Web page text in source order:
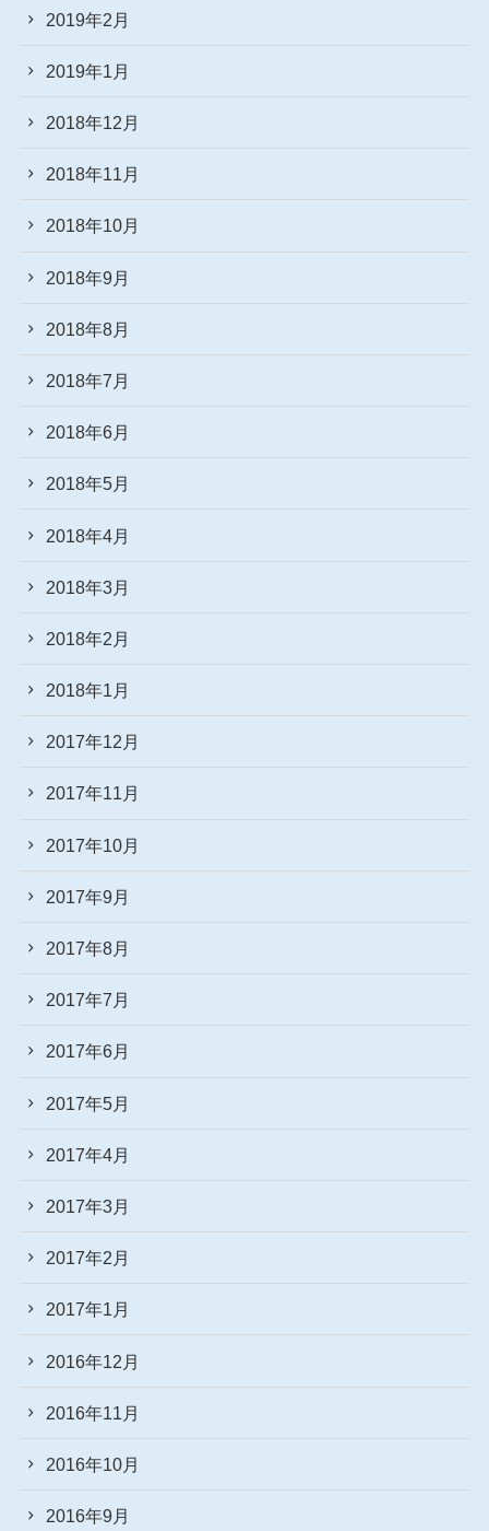
2019年2月
2019年1月
2018年12月
2018年11月
2018年10月
2018年9月
2018年8月
2018年7月
2018年6月
2018年5月
2018年4月
2018年3月
2018年2月
2018年1月
2017年12月
2017年11月
2017年10月
2017年9月
2017年8月
2017年7月
2017年6月
2017年5月
2017年4月
2017年3月
2017年2月
2017年1月
2016年12月
2016年11月
2016年10月
2016年9月